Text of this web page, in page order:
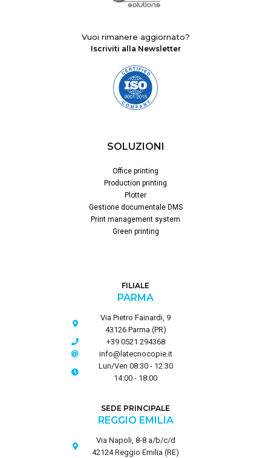
Vuoi rimanere aggiornato?
Iscriviti alla Newsletter
SOLUZIONI
Office printing
Production printing
Plotter
Gestione documentale DMS
Print management system
Green printing
FILIALE
PARMA
Via Pietro Fainardi, 9
43126 Parma (PR)
+39 0521 294368
info@latecnocopie.it
Lun/Ven 08:30 - 12:30
14:00 - 18:00
SEDE PRINCIPALE
REGGIO EMILIA
Via Napoli, 8-8 a/b/c/d
42124 Reggio Emilia (RE)